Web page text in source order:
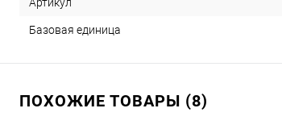
Базовая единица
ПОХОЖИЕ ТОВАРЫ (8)